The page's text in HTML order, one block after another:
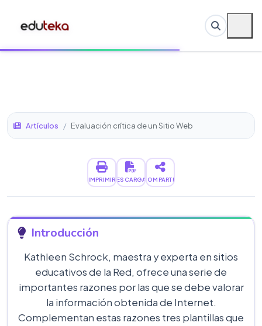
Artículos / Evaluación crítica de un Sitio Web
IMPRIMIRDESCARGARCOMPARTIR
Introducción
Kathleen Schrock, maestra y experta en sitios
educativos de la Red, ofrece una serie de
importantes razones por las que se debe valorar
la información obtenida de Internet.
Complementan estas razones tres plantillas que